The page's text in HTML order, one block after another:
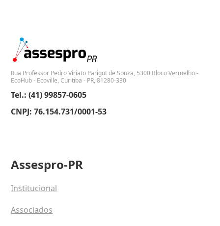
Rua Professor Pedro Viriato Parigot de Souza, 5300 Bloco Vermelho -
EcoHub - Ecoville, Curitiba - PR, 81280-330
Tel.: (41) 99857-0605
CNPJ: 76.154.731/0001-53
Assespro-PR
Institucional
Associados